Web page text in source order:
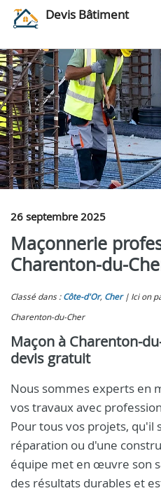
Devis Bâtiment
26 septembre 2025
Maçonnerie
Charenton-du-
Classé dans : Côte-d'Or, Cher
Ici on
Charenton-du-Cher
Maçon à Charenton-
devis gratuit
Nous sommes experts en
vos travaux avec
Pour tous vos projets, qu'il
réparation ou d'une
équipe met en œuvre son
des résultats durables et